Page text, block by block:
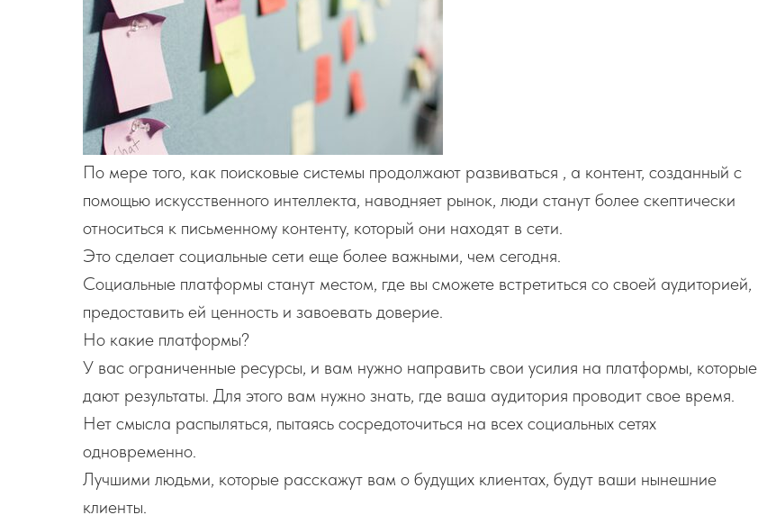
По мере того, как поисковые системы продолжают развиваться , а контент, созданный с
помощью искусственного интеллекта, наводняет рынок, люди станут более скептически
относиться к письменному контенту, который они находят в сети.
Это сделает социальные сети еще более важными, чем сегодня.
Социальные платформы станут местом, где вы сможете встретиться со своей аудиторией,
предоставить ей ценность и завоевать доверие.
Но какие платформы?
У вас ограниченные ресурсы, и вам нужно направить свои усилия на платформы, которые
дают результаты. Для этого вам нужно знать, где ваша аудитория проводит свое время.
Нет смысла распыляться, пытаясь сосредоточиться на всех социальных сетях
одновременно.
Лучшими людьми, которые расскажут вам о будущих клиентах, будут ваши нынешние
клиенты.